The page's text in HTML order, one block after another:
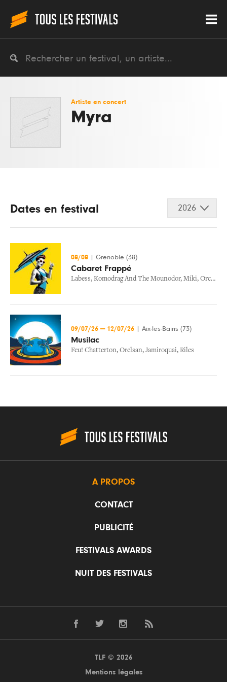
Artiste en concert
Myra
Dates en festival 2026
08/08 Grenoble (38)
Cabaret Frappé
Labess, Komodrag And The Mounodor, Miki, Orchestra Baobab
09/07/26 — 12/07/26 Aix-les-Bains (73)
Musilac
Feu! Chatterton, Orelsan, Jamiroquai, Riles
A PROPOS
CONTACT
PUBLICITÉ
FESTIVALS AWARDS
NUIT DES FESTIVALS
TLF © 2026
Mentions légales